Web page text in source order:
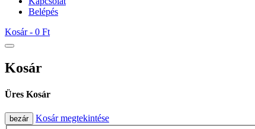
Belépés
Kosár - 0 Ft
Kosár
Üres Kosár
bezár Kosár megtekintése